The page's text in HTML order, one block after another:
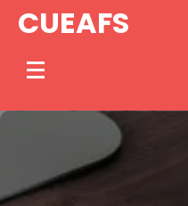
SkipCUEAFS